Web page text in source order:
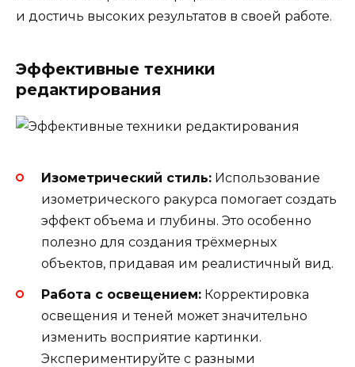
и достичь высоких результатов в своей работе.
Эффективные техники
редактирования
Изометрический стиль: Использование
изометрического ракурса помогает создать
эффект объема и глубины. Это особенно
полезно для создания трёхмерных
объектов, придавая им реалистичный вид.
Работа с освещением: Корректировка
освещения и теней может значительно
изменить восприятие картинки.
Экспериментируйте с разными